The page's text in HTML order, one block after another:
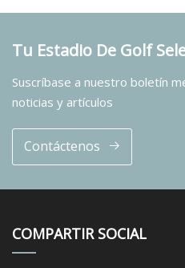
Tu Estadio De Golf
Suscríbase a nuestro boletín
noticias y artículos
Contáctenos
COMPARTIR SOCIAL